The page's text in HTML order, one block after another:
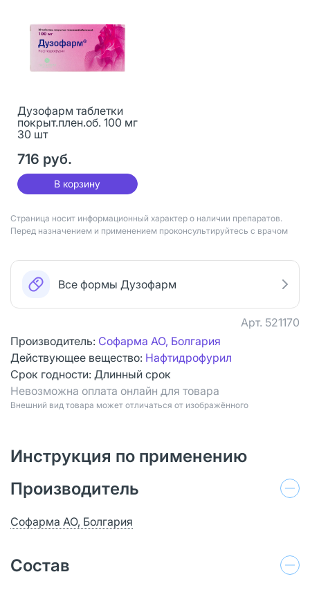
Дузофарм таблетки
покрыт.плен.об. 100 мг
30 шт
716 руб.
В корзину
Страница носит информационный характер о наличии препаратов.
Перед назначением и применением проконсультируйтесь с врачом
Все формы Дузофарм
Арт. 521170
Производитель: Софарма АО, Болгария
Действующее вещество: Нафтидрофурил
Срок годности: Длинный срок
Невозможна оплата онлайн для товара
Bнешний вид товара может отличаться от изображённого
Инструкция по применению
Производитель
Софарма АО, Болгария
Состав